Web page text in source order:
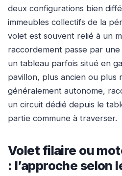
deux configurations bien
immeubles collectifs de la
volet est souvent relié à un
raccordement passe par
un tableau parfois situé en
pavillon, plus ancien ou plus
généralement autonome,
un circuit dédié depuis le
partie commune à traverser.
Volet filaire ou
: l’approche selon